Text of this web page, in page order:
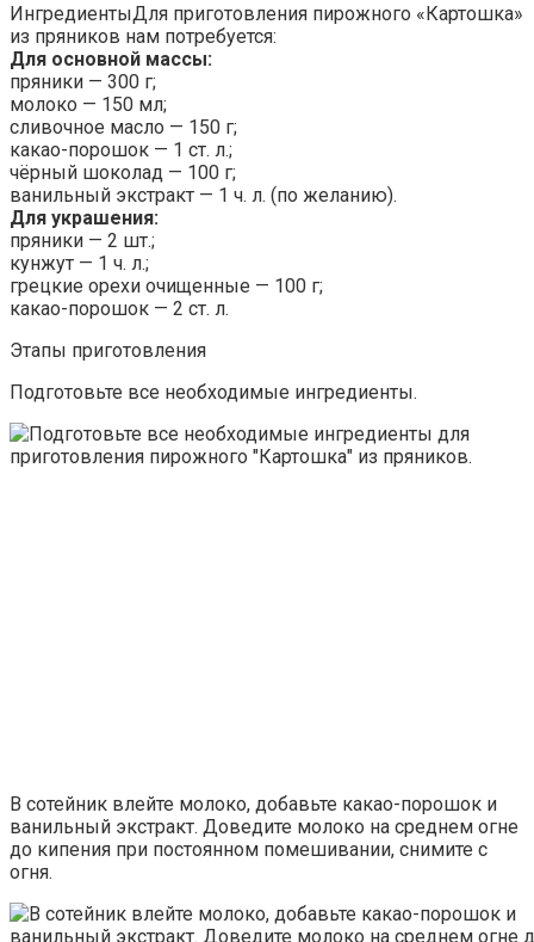
ИнгредиентыДля приготовления пирожного «Картошка»
из пряников нам потребуется:
Для основной массы:
пряники — 300 г;
молоко — 150 мл;
сливочное масло — 150 г;
какао-порошок — 1 ст. л.;
чёрный шоколад — 100 г;
ванильный экстракт — 1 ч. л. (по желанию).
Для украшения:
пряники — 2 шт.;
кунжут — 1 ч. л.;
грецкие орехи очищенные — 100 г;
какао-порошок — 2 ст. л.
Этапы приготовления
Подготовьте все необходимые ингредиенты.
В сотейник влейте молоко, добавьте какао-порошок и
ванильный экстракт. Доведите молоко на среднем огне
до кипения при постоянном помешивании, снимите с
огня.